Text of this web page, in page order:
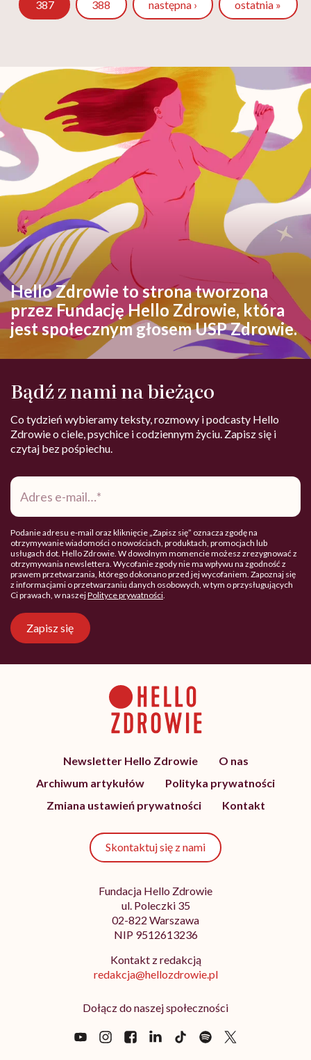
387 Strona
388 następna › ostatnia »
Hello Zdrowie to strona tworzona
przez Fundację Hello Zdrowie, która
jest społecznym głosem USP Zdrowie.
Bądź z nami na bieżąco
Co tydzień wybieramy teksty, rozmowy i podcasty Hello
Zdrowie o ciele, psychice i codziennym życiu. Zapisz się i
czytaj bez pośpiechu.
Adres
mail*
Podanie adresu e-mail oraz kliknięcie „Zapisz się” oznacza zgodę na
otrzymywanie wiadomości o nowościach, produktach, promocjach lub
usługach dot. Hello Zdrowie. W dowolnym momencie możesz zrezygnować z
otrzymywania newslettera. Wycofanie zgody nie ma wpływu na zgodność z
prawem przetwarzania, którego dokonano przed jej wycofaniem. Zapoznaj się
z informacjami o przetwarzaniu danych osobowych, w tym o przysługujących
Ci prawach, w naszejPolityce prywatności.
Zapisz się
Newsletter Hello Zdrowie
O nas
Archiwum artykułów
Polityka prywatności
Zmiana ustawień prywatności
Kontakt
Skontaktuj się z nami
Fundacja Hello Zdrowie
ul. Poleczki 35
02-822 Warszawa
NIP 9512613236
Kontakt z redakcją
redakcja@hellozdrowie.pl
Dołącz do naszej społeczności